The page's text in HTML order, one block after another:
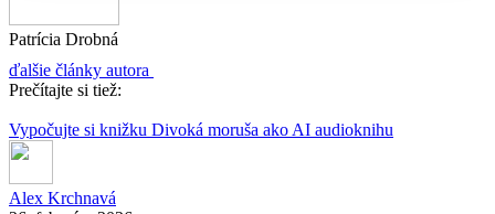
Patrícia Drobná
ďalšie články autora
Prečítajte si tiež:
Vypočujte si knižku Divoká moruša ako AI audioknihu
Alex Krchnavá